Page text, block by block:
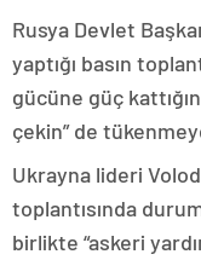
Rusya Devlet
yaptığı basın
gücüne güç
çekin” de
Ukrayna lideri
toplantısında
birlikte “askeri